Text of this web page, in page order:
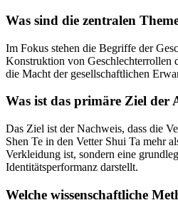
Was sind die zentralen
Im Fokus stehen die Begriffe der
Konstruktion von Geschlechterrollen
die Macht der gesellschaftlichen
Was ist das primäre Ziel der
Das Ziel ist der Nachweis, dass die
Shen Te in den Vetter Shui Ta mehr
Verkleidung ist, sondern eine
Identitätsperformanz darstellt.
Welche wissenschaftliche